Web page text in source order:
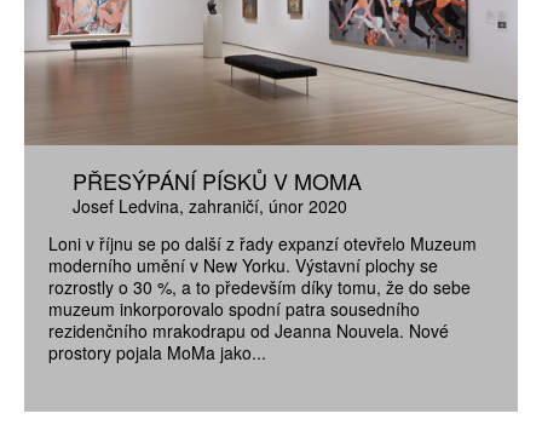
PŘESÝPÁNÍ PÍSKŮ V MOMA
Josef Ledvina zahraničí únor 2020
Loni v říjnu se po další z řady expanzí otevřelo Muzeum
moderního umění v New Yorku. Výstavní plochy se
rozrostly o 30 %, a to především díky tomu, že do sebe
muzeum inkorporovalo spodní patra sousedního
rezidenčního mrakodrapu od Jeanna Nouvela. Nové
prostory pojala MoMa jako...